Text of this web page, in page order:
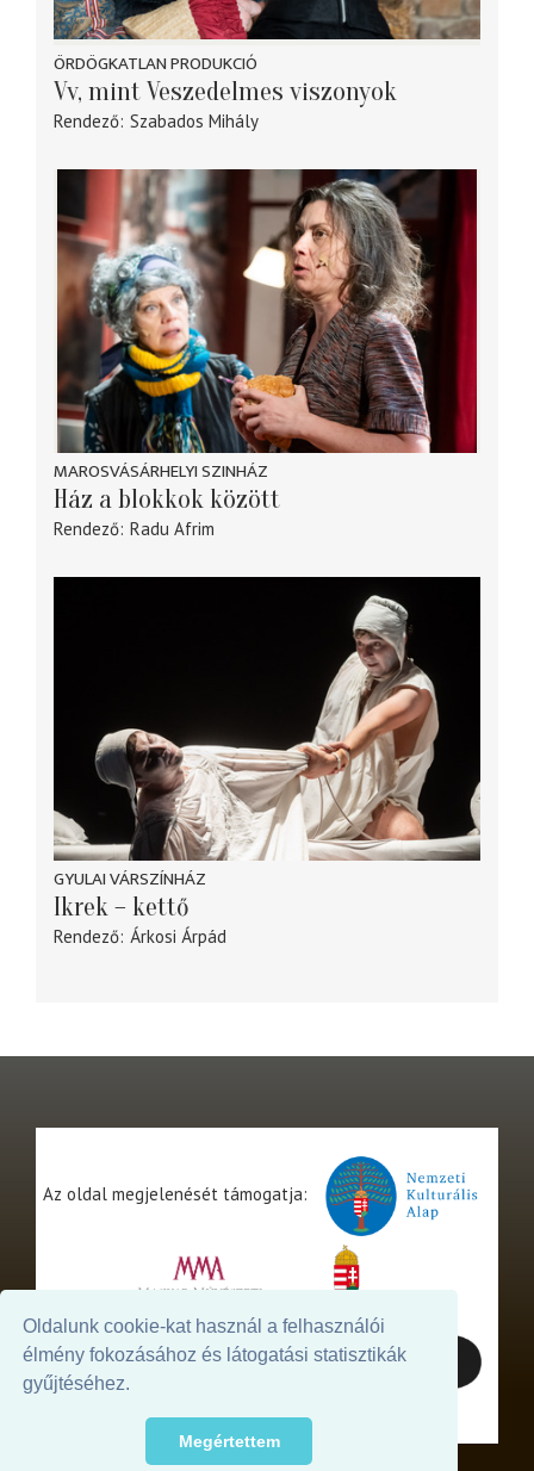
Oldalunk cookie-kat használ a felhasználói
élmény fokozásához és látogatási statisztikák
gyűjtéséhez.
Megértettem
ÖRDÖGKATLAN PRODUKCIÓ
Vv, mint Veszedelmes viszonyok
Rendező Szabados Mihály
MAROSVÁSÁRHELYI SZINHÁZ
Ház a blokkok között
Rendező Radu Afrim
GYULAI VÁRSZÍNHÁZ
Ikrek – kettő
Rendező Árkosi Árpád
Az oldal megjelenését támogatja: